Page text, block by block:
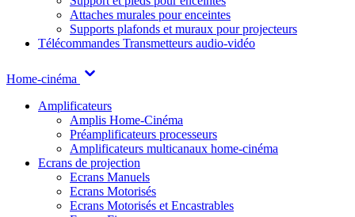
Attaches murales pour enceintes
Supports plafonds et muraux pour projecteurs
Télécommandes Transmetteurs audio-vidéo
Home-cinéma
Amplificateurs
Amplis Home-Cinéma
Préamplificateurs processeurs
Amplificateurs multicanaux home-cinéma
Ecrans de projection
Ecrans Manuels
Ecrans Motorisés
Ecrans Motorisés et Encastrables